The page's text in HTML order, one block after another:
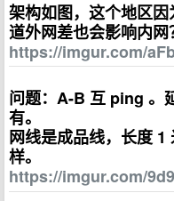
架构如图，这个地区
道外网差也会影响内网
https://imgur.com/
问题：A-B 互 ping 。
有。
网线是成品线，长度
样。
https://imgur.com/